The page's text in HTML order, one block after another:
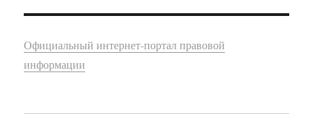
Официальный интернет-портал правовой
информации